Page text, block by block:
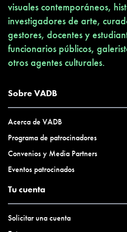
visuales contemporáneos,
investigadores de arte,
gestores, docentes y
funcionarios públicos,
otros agentes culturales.
Sobre VADB
Acerca de VADB
Programa de patrocinadores
Convenios y Media Partners
Eventos patrocinados
Tu cuenta
Solicitar una cuenta